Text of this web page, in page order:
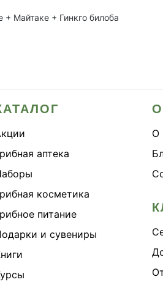
Майтаке + Гинкго билоба
аптека
косметика
питание
и сувениры
О